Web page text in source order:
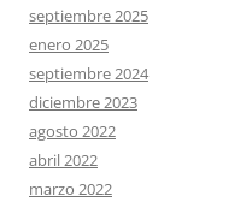
septiembre 2025
enero 2025
septiembre 2024
diciembre 2023
agosto 2022
abril 2022
marzo 2022